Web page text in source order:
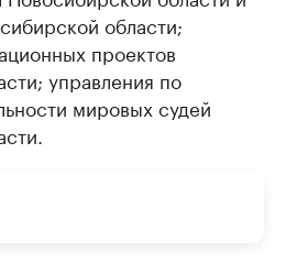
области;
проектов
управления по
мировых судей